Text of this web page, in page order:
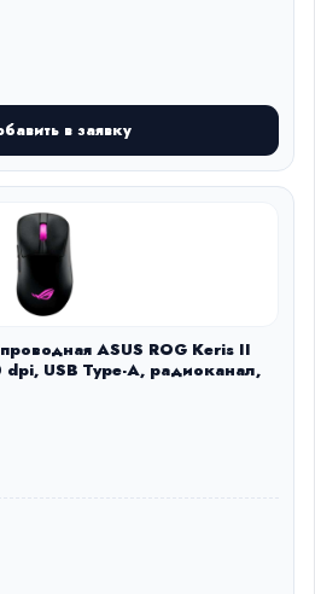
в заявку
ASUS ROG Keris II
USB Type-A, радиоканал,